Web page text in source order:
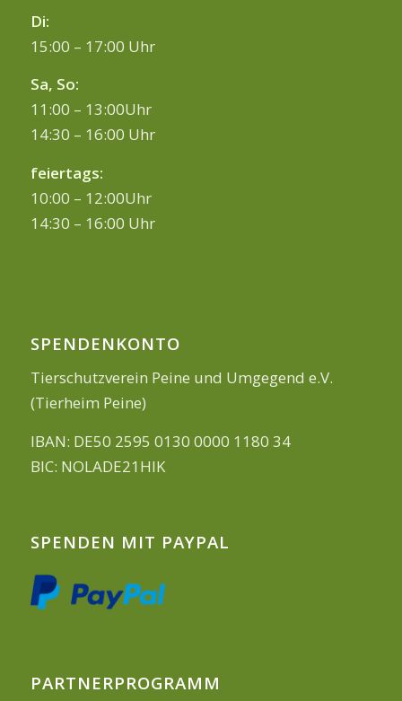
Di:
15:00 – 17:00 Uhr
Sa, So:
11:00 – 13:00Uhr
14:30 – 16:00 Uhr
feiertags:
10:00 – 12:00Uhr
14:30 – 16:00 Uhr
SPENDENKONTO
Tierschutzverein Peine und Umgegend e.V.
(Tierheim Peine)
IBAN: DE50 2595 0130 0000 1180 34
BIC: NOLADE21HIK
SPENDEN MIT PAYPAL
PARTNERPROGRAMM